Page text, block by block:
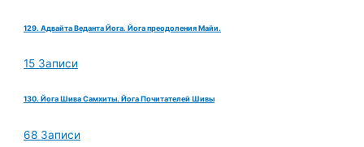
129. Адвайта Веданта Йога. Йога преодоления Майи.
15 Записи
130. Йога Шива Самхиты. Йога Почитателей Шивы
68 Записи